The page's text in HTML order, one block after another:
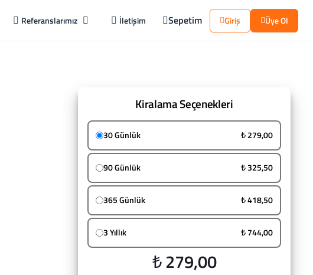
Referanslarımız İletişim Sepetim Giriş Üye Ol
Kiralama Seçenekleri
30 Günlük ₺ 279,00
90 Günlük ₺ 325,50
365 Günlük ₺ 418,50
3 Yıllık ₺ 744,00
₺ 279,00